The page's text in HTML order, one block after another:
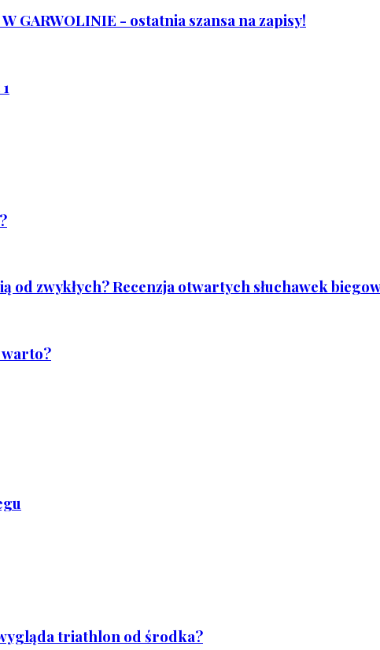
GARWOLINIE - ostatnia szansa na zapisy!
od zwykłych? Recenzja otwartych słuchawek
warto?
triathlon od środka?